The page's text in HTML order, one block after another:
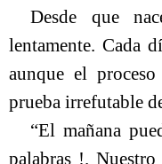
Desde que
lentamente. Cada
aunque el
prueba irrefutable
“El mañana
palabras !.